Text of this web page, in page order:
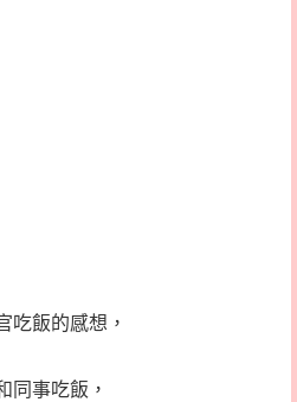
吃飯的感想，
同事吃飯，